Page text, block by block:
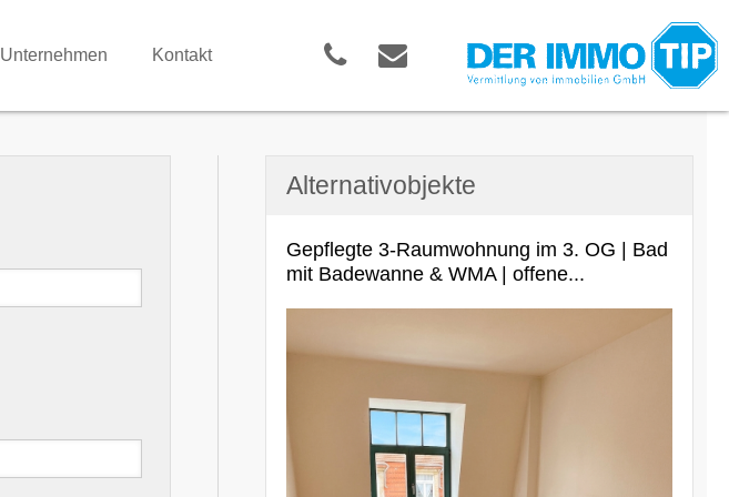
Unternehmen Kontakt
Alternativobjekte
Gepflegte 3-Raumwohnung im 3. OG | Bad
mit Badewanne & WMA | offene...